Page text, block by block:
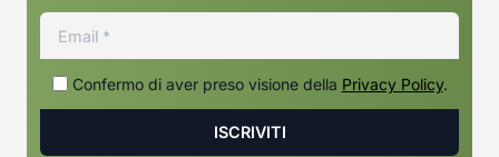
Confermo di aver preso visione della Privacy Policy.